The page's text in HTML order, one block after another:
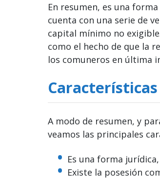
En resumen, es una
cuenta con una serie de
capital mínimo no
como el hecho de que la
los comuneros en última
A modo de resumen, y
veamos las principales
Es una forma
Existe la posesión